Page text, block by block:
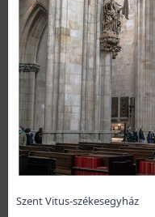
Szent Vitus-székesegyház